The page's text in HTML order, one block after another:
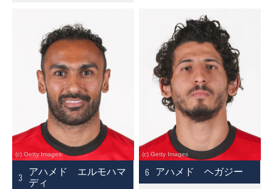
3
アハメド エルモハマ
ディ
6 アハメド ヘガジー